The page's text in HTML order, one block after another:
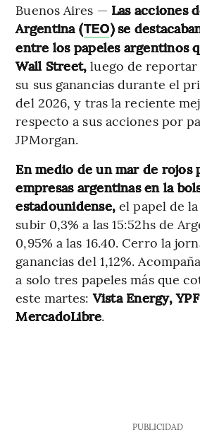
Buenos Aires — Las acciones
Argentina (TEO) se
entre los papeles argentinos
Wall Street, luego de
su sus ganancias durante el
del 2026, y tras la reciente
respecto a sus acciones por
JPMorgan.
En medio de un mar de rojos
empresas argentinas en la
estadounidense, el papel de la
subir 0,3% a las 15:52hs de
0,95% a las 16.40. Cerro la
ganancias del 1,12%.
a solo tres papeles más que
este martes:Vista Energy,
MercadoLibre.
PUBLICIDAD